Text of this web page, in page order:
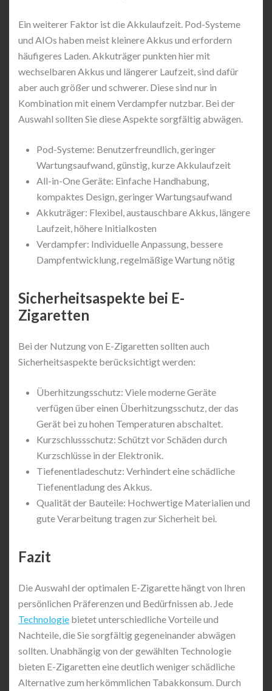
Ein weiterer Faktor ist die Akkulaufzeit. Pod-Systeme
und AIOs haben meist kleinere Akkus und erfordern
häufigeres Laden. Akkuträger punkten hier mit
wechselbaren Akkus und längerer Laufzeit, sind dafür
aber auch größer und schwerer. Diese sind nur in
Kombination mit einem Verdampfer nutzbar. Bei der
Auswahl sollten Sie diese Aspekte sorgfältig abwägen.
Pod-Systeme: Benutzerfreundlich, geringer
Wartungsaufwand, günstig, kurze Akkulaufzeit
All-in-One Geräte: Einfache Handhabung,
kompaktes Design, geringer Wartungsaufwand
Akkuträger: Flexibel, austauschbare Akkus, längere
Laufzeit, höhere Initialkosten
Verdampfer: Individuelle Anpassung, bessere
Dampfentwicklung, regelmäßige Wartung nötig
Sicherheitsaspekte bei E-
Zigaretten
Bei der Nutzung von E-Zigaretten sollten auch
Sicherheitsaspekte berücksichtigt werden:
Überhitzungsschutz: Viele moderne Geräte
verfügen über einen Überhitzungsschutz, der das
Gerät bei zu hohen Temperaturen abschaltet.
Kurzschlussschutz: Schützt vor Schäden durch
Kurzschlüsse in der Elektronik.
Tiefenentladeschutz: Verhindert eine schädliche
Tiefenentladung des Akkus.
Qualität der Bauteile: Hochwertige Materialien und
gute Verarbeitung tragen zur Sicherheit bei.
Fazit
Die Auswahl der optimalen E-Zigarette hängt von Ihren
persönlichen Präferenzen und Bedürfnissen ab. Jede
Technologie bietet unterschiedliche Vorteile und
Nachteile, die Sie sorgfältig gegeneinander abwägen
sollten. Unabhängig von der gewählten Technologie
bieten E-Zigaretten eine deutlich weniger schädliche
Alternative zum herkömmlichen Tabakkonsum. Durch